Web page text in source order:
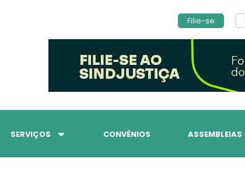
Filie-se
SERVIÇOS CONVÊNIOS ASSEMBLEIAS